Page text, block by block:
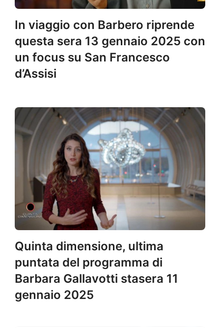
In viaggio con Barbero riprende
questa sera 13 gennaio 2025 con
un focus su San Francesco
d’Assisi
Quinta dimensione, ultima
puntata del programma di
Barbara Gallavotti stasera 11
gennaio 2025